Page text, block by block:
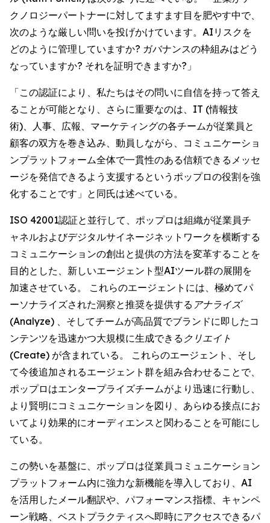
クノロジーパートナーに対してますます目を肥やす中で、
次のような厳しい問いを投げかけています。AIリスクを
どのように管理していますか? ガバナンスの枠組みはどう
なっていますか? それを証明できますか?」
「この認証により、私たちはその問いに自信を持って答え
ることが可能となり、さらに重要なのは、IT (情報技
術)、人事、広報、マーケティングの各チームが従業員と
顧客の双方を巻き込み、動員しながら、コミュニケーショ
ンプラットフォーム全体で一貫性のある信頼できるメッセ
ージを発信できるよう支援するというポップロの役割を強
化することです」と同氏は述べている。
ISO 42001認証と並行して、ポップロは組織が従業員チ
ャネルおよびデジタルサイネージネットワークを横断する
コミュニケーションの創出と提供の方法を変革することを
目的とした、新しいエージェント型AIツール群の展開を
加速させている。 これらのエージェントには、極めてパ
ーソナライズされた洞察と推奨を提供する アナライズ
(Analyze) 、そしてチームが高品質でブランドに即したコ
ンテンツを迅速かつ大規模に生成できる クリエイト
(Create) が含まれている。 これらのエージェント、そし
て今後追加されるエージェント群を組み合わせることで、
ポップロはエンタープライズチームがより迅速に行動し、
より賢明にコミュニケーションを図り、あらゆる接点にお
いてより効果的にオーディエンスと関わることを可能にし
ている。
この勢いを基盤に、ポップロは従業員コミュニケーション
プラットフォーム内に強力な新機能を導入しており、AI
を活用したメール翻訳や、パフォーマンス指標、キャンペ
ーン戦略、ベストプラクティスへ即時にアクセスできるパ